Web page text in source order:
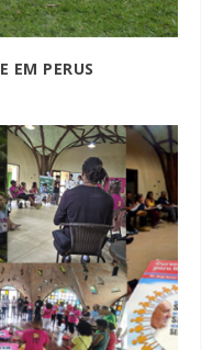
EM PERUS